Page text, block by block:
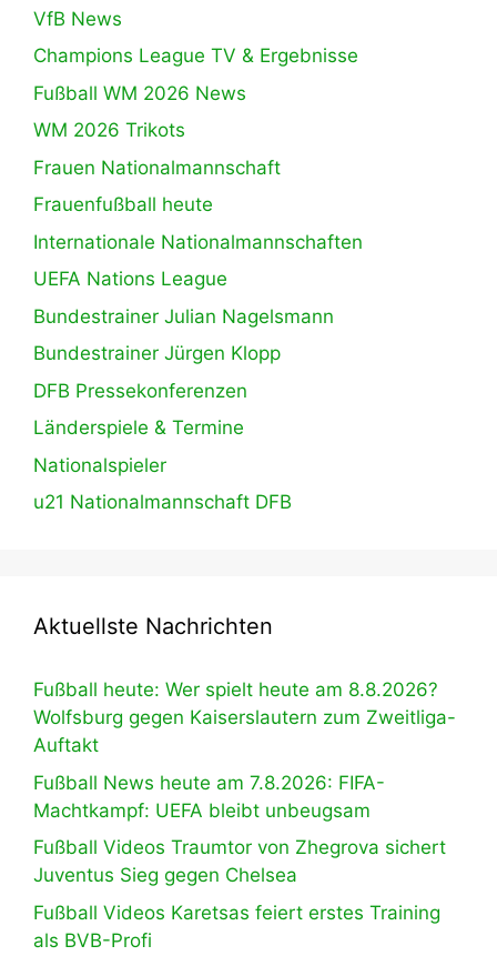
VfB News
Champions League TV & Ergebnisse
Fußball WM 2026 News
WM 2026 Trikots
Frauen Nationalmannschaft
Frauenfußball heute
Internationale Nationalmannschaften
UEFA Nations League
Bundestrainer Julian Nagelsmann
Bundestrainer Jürgen Klopp
DFB Pressekonferenzen
Länderspiele & Termine
Nationalspieler
u21 Nationalmannschaft DFB
Aktuellste Nachrichten
Fußball heute: Wer spielt heute am 8.8.2026?
Wolfsburg gegen Kaiserslautern zum Zweitliga-
Auftakt
Fußball News heute am 7.8.2026: FIFA-
Machtkampf: UEFA bleibt unbeugsam
Fußball Videos Traumtor von Zhegrova sichert
Juventus Sieg gegen Chelsea
Fußball Videos Karetsas feiert erstes Training
als BVB-Profi